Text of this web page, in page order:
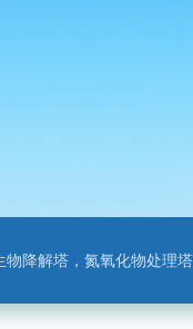
解塔，氮氧化物处理塔，活